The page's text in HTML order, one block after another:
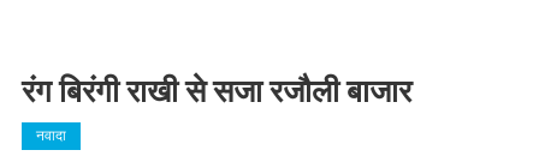
रंग बिरंगी राखी से सजा रजौली बाजार
नवादा